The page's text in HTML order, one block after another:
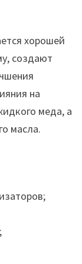
хорошей
создают
на
меда, а
масла.